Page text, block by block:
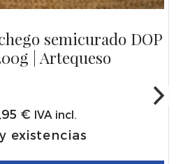
semicurado DOP
| Artequeso
€ IVA incl.
existencias